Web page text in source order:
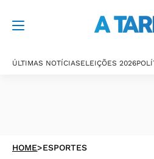
ÚLTIMAS NOTÍCIASELEIÇÕES 2026
HOME>ESPORTES